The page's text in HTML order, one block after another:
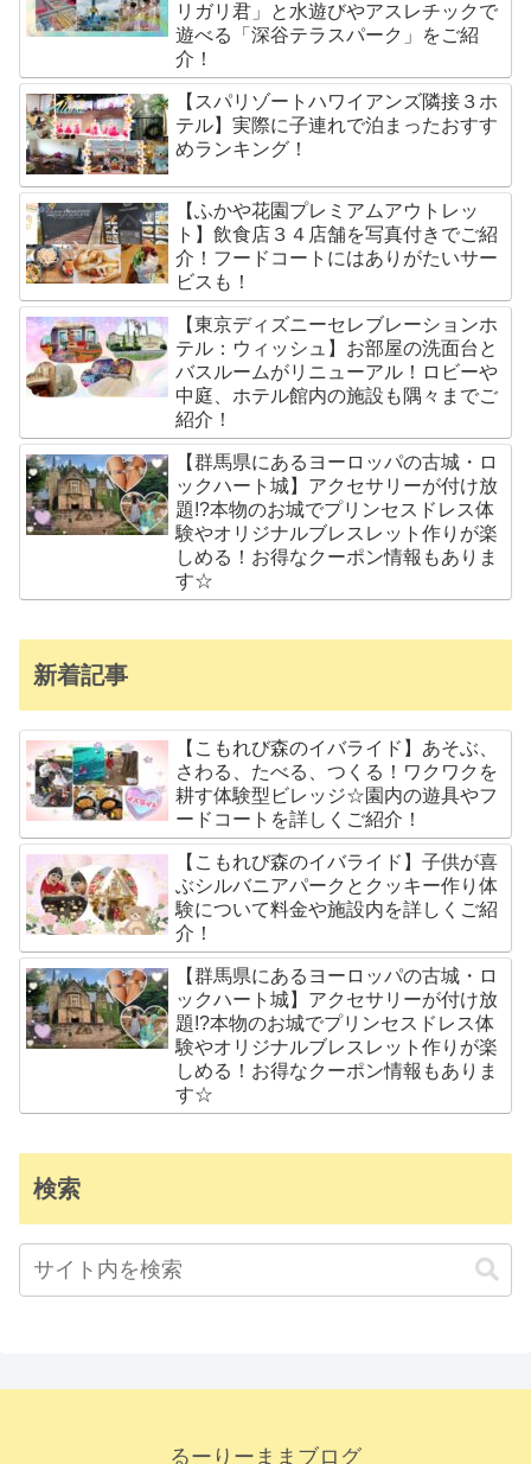
リガリ君」と水遊びやアスレチックで
遊べる「深谷テラスパーク」をご紹
介！
【スパリゾートハワイアンズ隣接３ホ
テル】実際に子連れで泊まったおすす
めランキング！
【ふかや花園プレミアムアウトレッ
ト】飲食店３４店舗を写真付きでご紹
介！フードコートにはありがたいサー
ビスも！
【東京ディズニーセレブレーションホ
テル：ウィッシュ】お部屋の洗面台と
バスルームがリニューアル！ロビーや
中庭、ホテル館内の施設も隅々までご
紹介！
【群馬県にあるヨーロッパの古城・ロ
ックハート城】アクセサリーが付け放
題!?本物のお城でプリンセスドレス体
験やオリジナルブレスレット作りが楽
しめる！お得なクーポン情報もありま
す☆
新着記事
【こもれび森のイバライド】あそぶ、
さわる、たべる、つくる！ワクワクを
耕す体験型ビレッジ☆園内の遊具やフ
ードコートを詳しくご紹介！
【こもれび森のイバライド】子供が喜
ぶシルバニアパークとクッキー作り体
験について料金や施設内を詳しくご紹
介！
【群馬県にあるヨーロッパの古城・ロ
ックハート城】アクセサリーが付け放
題!?本物のお城でプリンセスドレス体
験やオリジナルブレスレット作りが楽
しめる！お得なクーポン情報もありま
す☆
検索
るーりーままブログ